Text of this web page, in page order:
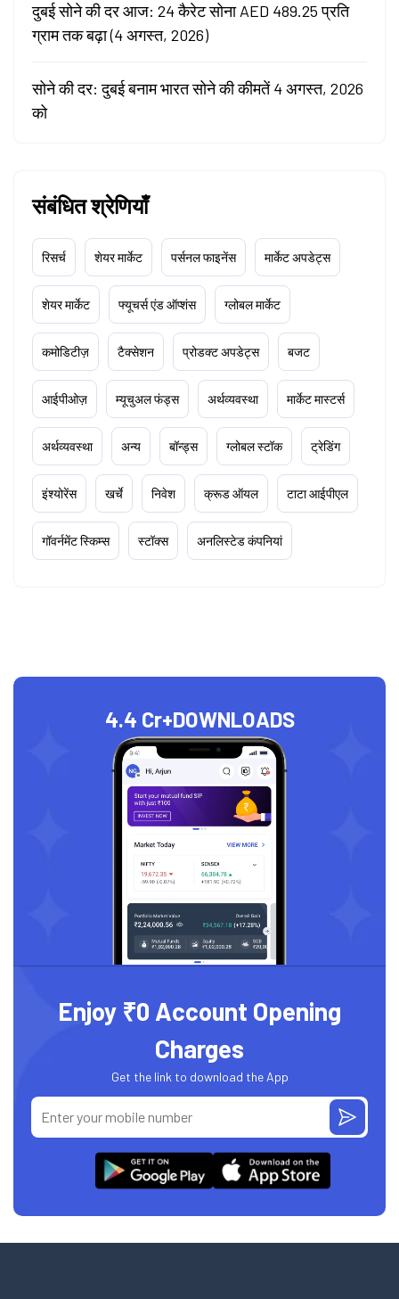
दुबई सोने की दर आज: 24 कैरेट सोना AED 489.25 प्रति
ग्राम तक बढ़ा (4 अगस्त, 2026)
सोने की दर: दुबई बनाम भारत सोने की कीमतें 4 अगस्त, 2026
को
संबंधित श्रेणियाँ
रिसर्च शेयर मार्केट पर्सनल फाइनेंस मार्केट अपडेट्स
शेयर मार्केट फ्यूचर्स एंड ऑप्शंस ग्लोबल मार्केट
कमोडिटीज़ टैक्सेशन प्रोडक्ट अपडेट्स बजट
आईपीओज़ म्यूचुअल फंड्स अर्थव्यवस्था मार्केट मास्टर्स
अर्थव्यवस्था अन्य बॉन्ड्स ग्लोबल स्टॉक ट्रेडिंग
इंश्योरेंस खर्चे निवेश क्रूड ऑयल टाटा आईपीएल
गॉवर्नमेंट स्किम्स स्टॉक्स अनलिस्टेड कंपनियां
4.4 Cr+DOWNLOADS
Enjoy ₹0 Account Opening
Charges
Get the link to download the App